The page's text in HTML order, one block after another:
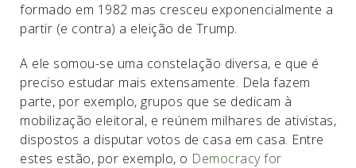
formado em 1982 mas cresceu exponencialmente a
partir (e contra) a eleição de Trump.
A ele somou-se uma constelação diversa, e que é
preciso estudar mais extensamente. Dela fazem
parte, por exemplo, grupos que se dedicam à
mobilização eleitoral, e reúnem milhares de ativistas,
dispostos a disputar votos de casa em casa. Entre
estes estão, por exemplo, o Democracy for